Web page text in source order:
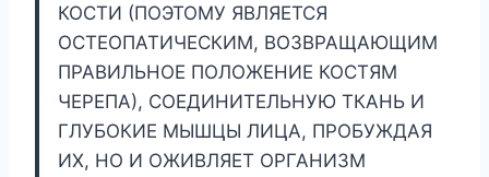
КОСТИ (ПОЭТОМУ ЯВЛЯЕТСЯ
ОСТЕОПАТИЧЕСКИМ, ВОЗВРАЩАЮЩИМ
ПРАВИЛЬНОЕ ПОЛОЖЕНИЕ КОСТЯМ
ЧЕРЕПА), СОЕДИНИТЕЛЬНУЮ ТКАНЬ И
ГЛУБОКИЕ МЫШЦЫ ЛИЦА, ПРОБУЖДАЯ
ИХ, НО И ОЖИВЛЯЕТ ОРГАНИЗМ